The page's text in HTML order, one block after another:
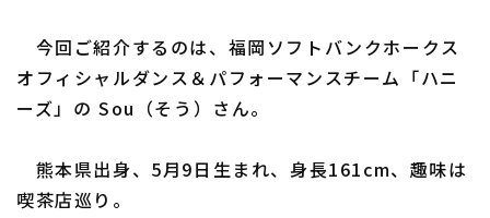
利用規約 プライバシーポリシー
今回ご紹介するのは、福岡ソフトバンクホークス
オフィシャルダンス＆パフォーマンスチーム「ハニ
ーズ」の Sou（そう）さん。
熊本県出身、5月9日生まれ、身長161cm、趣味は
喫茶店巡り。